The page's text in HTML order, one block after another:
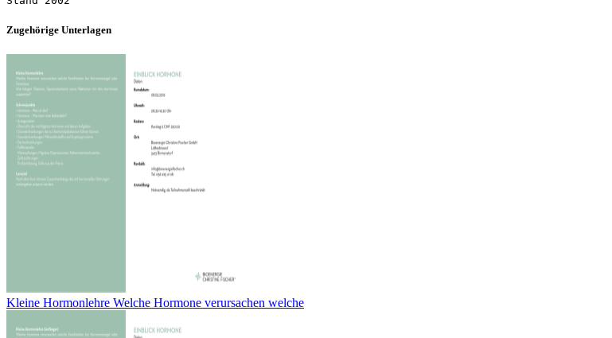
Zugehörige Unterlagen
Kleine Hormonlehre Welche Hormone verursachen welche